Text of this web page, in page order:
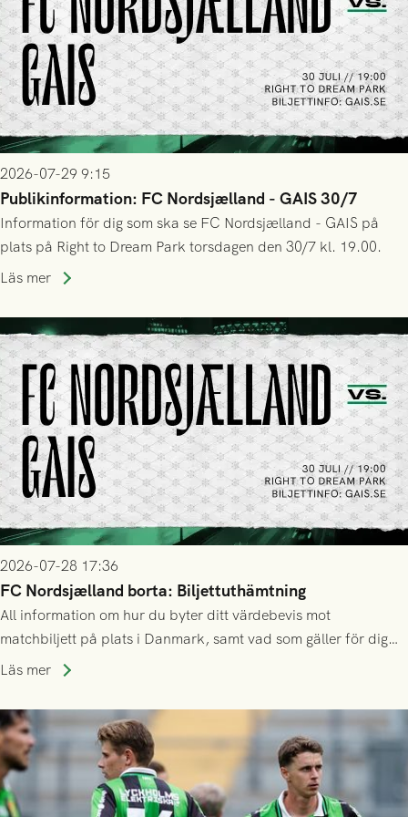
2026-07-29 9:15
Publikinformation: FC Nordsjælland - GAIS 30/7
Information för dig som ska se FC Nordsjælland - GAIS på
plats på Right to Dream Park torsdagen den 30/7 kl. 19.00.
Läs mer
2026-07-28 17:36
FC Nordsjælland borta: Biljettuthämtning
All information om hur du byter ditt värdebevis mot
matchbiljett på plats i Danmark, samt vad som gäller för dig
som står på reservlista eller fått förhinder.
Läs mer